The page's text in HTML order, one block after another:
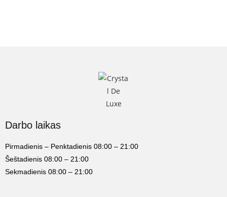
Darbo laikas
Pirmadienis – Penktadienis 08:00 – 21:00
Šeštadienis 08:00 – 21:00
Sekmadienis 08:00 – 21:00